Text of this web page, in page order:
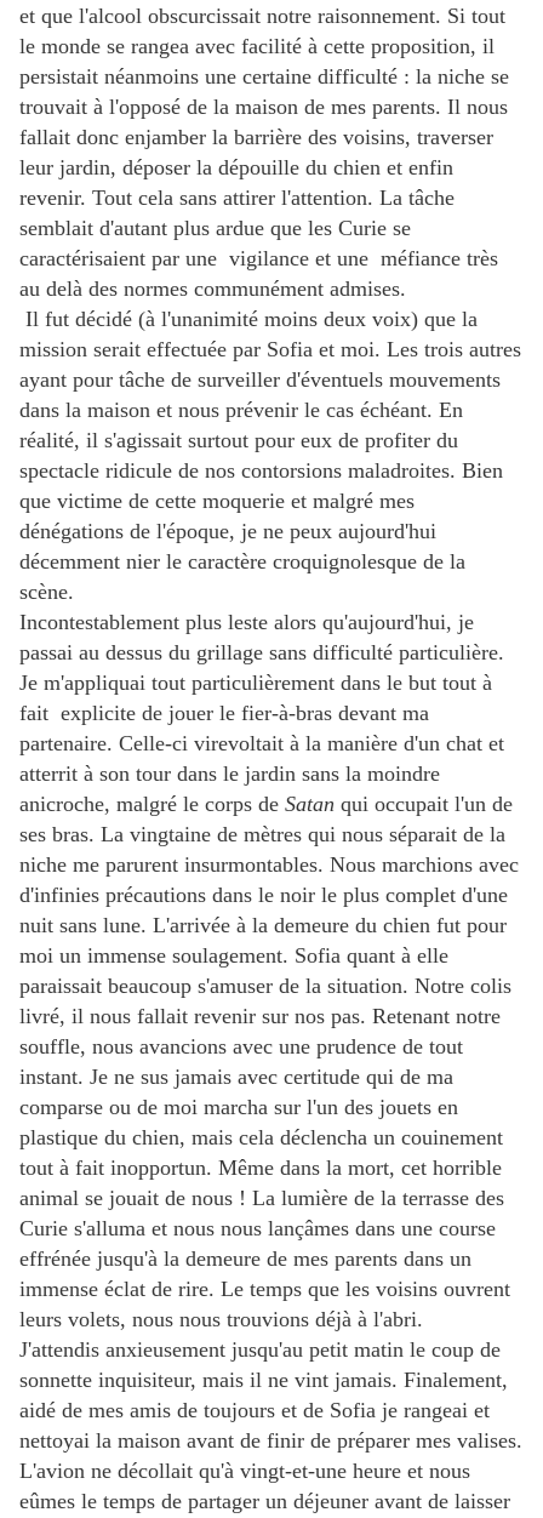
et que l'alcool obscurcissait notre raisonnement. Si tout
le monde se rangea avec facilité à cette proposition, il
persistait néanmoins une certaine difficulté : la niche se
trouvait à l'opposé de la maison de mes parents. Il nous
fallait donc enjamber la barrière des voisins, traverser
leur jardin, déposer la dépouille du chien et enfin
revenir. Tout cela sans attirer l'attention. La tâche
semblait d'autant plus ardue que les Curie se
caractérisaient par une vigilance et une méfiance très
au delà des normes communément admises.
Il fut décidé (à l'unanimité moins deux voix) que la
mission serait effectuée par Sofia et moi. Les trois autres
ayant pour tâche de surveiller d'éventuels mouvements
dans la maison et nous prévenir le cas échéant. En
réalité, il s'agissait surtout pour eux de profiter du
spectacle ridicule de nos contorsions maladroites. Bien
que victime de cette moquerie et malgré mes
dénégations de l'époque, je ne peux aujourd'hui
décemment nier le caractère croquignolesque de la
scène.
Incontestablement plus leste alors qu'aujourd'hui, je
passai au dessus du grillage sans difficulté particulière.
Je m'appliquai tout particulièrement dans le but tout à
fait explicite de jouer le fier-à-bras devant ma
partenaire. Celle-ci virevoltait à la manière d'un chat et
atterrit à son tour dans le jardin sans la moindre
anicroche, malgré le corps de Satan qui occupait l'un de
ses bras. La vingtaine de mètres qui nous séparait de la
niche me parurent insurmontables. Nous marchions avec
d'infinies précautions dans le noir le plus complet d'une
nuit sans lune. L'arrivée à la demeure du chien fut pour
moi un immense soulagement. Sofia quant à elle
paraissait beaucoup s'amuser de la situation. Notre colis
livré, il nous fallait revenir sur nos pas. Retenant notre
souffle, nous avancions avec une prudence de tout
instant. Je ne sus jamais avec certitude qui de ma
comparse ou de moi marcha sur l'un des jouets en
plastique du chien, mais cela déclencha un couinement
tout à fait inopportun. Même dans la mort, cet horrible
animal se jouait de nous ! La lumière de la terrasse des
Curie s'alluma et nous nous lançâmes dans une course
effrénée jusqu'à la demeure de mes parents dans un
immense éclat de rire. Le temps que les voisins ouvrent
leurs volets, nous nous trouvions déjà à l'abri.
J'attendis anxieusement jusqu'au petit matin le coup de
sonnette inquisiteur, mais il ne vint jamais. Finalement,
aidé de mes amis de toujours et de Sofia je rangeai et
nettoyai la maison avant de finir de préparer mes valises.
L'avion ne décollait qu'à vingt-et-une heure et nous
eûmes le temps de partager un déjeuner avant de laisser